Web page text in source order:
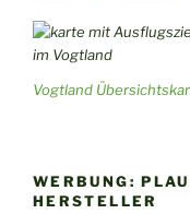
Vogtland
WERBUNG:
HERSTELLER